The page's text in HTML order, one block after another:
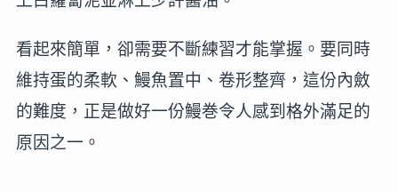
看起來簡單，卻需要不斷練習才能掌握。要同時
維持蛋的柔軟、鰻魚置中、卷形整齊，這份內斂
的難度，正是做好一份鰻巻令人感到格外滿足的
原因之一。